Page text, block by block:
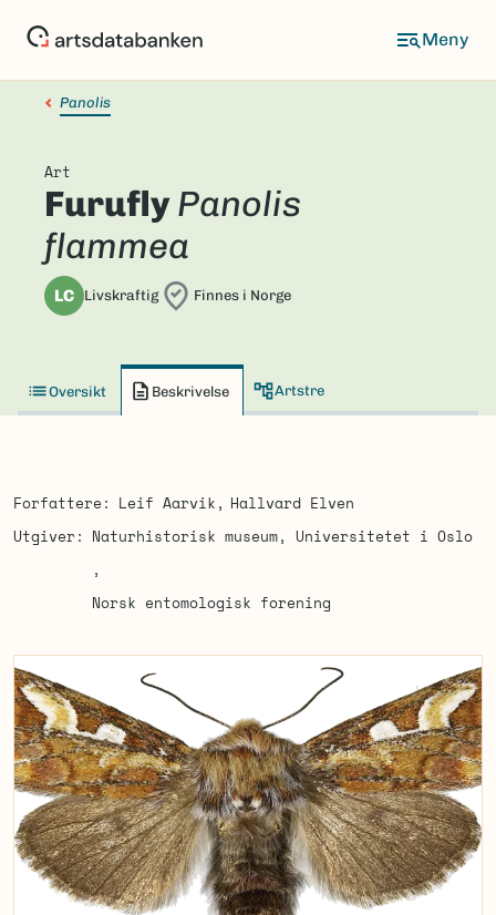
Panolis
Art
FuruflyPanolis
flammea
LC Livskraftig Finnes i Norge
Oversikt Beskrivelse Artstre
Forfattere Leif Aarvik
Hallvard Elven
Utgiver
Naturhistorisk museum, Universitetet i Oslo
Norsk entomologisk forening